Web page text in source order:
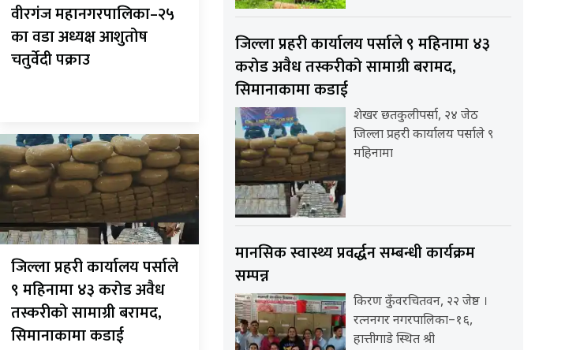
वीरगंज महानगरपालिका–२५
का वडा अध्यक्ष आशुतोष
चतुर्वेदी पक्राउ
जिल्ला प्रहरी कार्यालय पर्साले
९ महिनामा ४३ करोड अवैध
तस्करीको सामाग्री बरामद,
सिमानाकामा कडाई
जिल्ला प्रहरी कार्यालय पर्साले ९ महिनामा ४३
करोड अवैध तस्करीको सामाग्री बरामद,
सिमानाकामा कडाई
शेखर छतकुलीपर्सा, २४ जेठ
जिल्ला प्रहरी कार्यालय पर्साले ९
महिनामा
मानसिक स्वास्थ्य प्रवर्द्धन सम्बन्धी कार्यक्रम
सम्पन्न
किरण कुँवरचितवन, २२ जेष्ठ ।
रत्ननगर नगरपालिका–१६,
हात्तीगाडे स्थित श्री